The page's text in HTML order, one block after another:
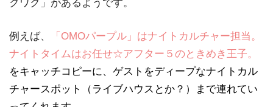
クワク」があるようです。
例えば、
「OMOパープル」はナイトカルチャー担当。
ナイトタイムはお任せ☆アフター５のときめき王子。
をキャッチコピーに、ゲストをディープなナイトカル
チャースポット（ライブハウスとか？）まで連れてい